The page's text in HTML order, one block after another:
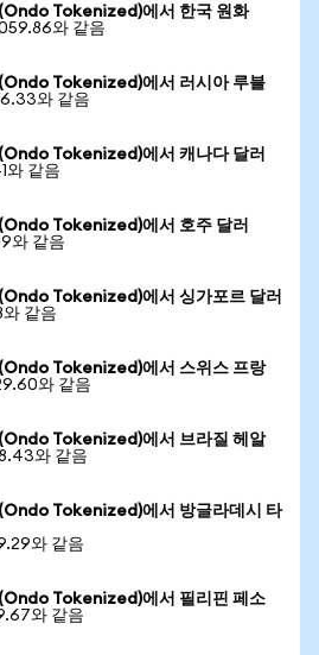
Tokenized)에서 한국 원화
와 같음
Tokenized)에서 러시아 루블
와 같음
Tokenized)에서 캐나다 달러
와 같음
Tokenized)에서 호주 달러
와 같음
Tokenized)에서 싱가포르 달러
같음
Tokenized)에서 스위스 프랑
와 같음
Tokenized)에서 브라질 헤알
와 같음
Tokenized)에서 방글라데시 타
와 같음
Tokenized)에서 필리핀 페소
와 같음